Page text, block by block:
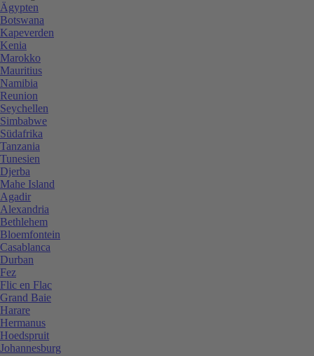
Ägypten
Botswana
Kapeverden
Kenia
Marokko
Mauritius
Namibia
Reunion
Seychellen
Simbabwe
Südafrika
Tanzania
Tunesien
Djerba
Mahe Island
Agadir
Alexandria
Bethlehem
Bloemfontein
Casablanca
Durban
Fez
Flic en Flac
Grand Baie
Harare
Hermanus
Hoedspruit
Johannesburg